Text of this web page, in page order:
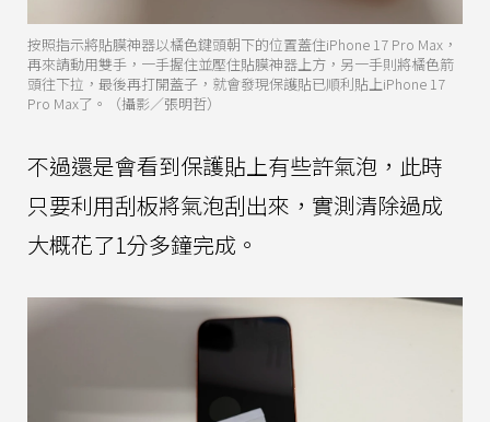
按照指示將貼膜神器以橘色鍵頭朝下的位置蓋住iPhone 17 Pro Max，
再來請動用雙手，一手握住並壓住貼膜神器上方，另一手則將橘色箭
頭往下拉，最後再打開蓋子，就會發現保護貼已順利貼上iPhone 17
Pro Max了。（攝影／張明哲）
不過還是會看到保護貼上有些許氣泡，此時
只要利用刮板將氣泡刮出來，實測清除過成
大概花了1分多鐘完成。